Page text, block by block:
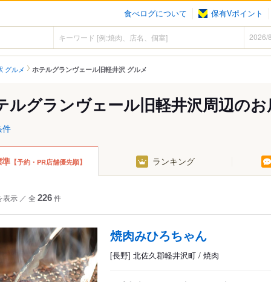
食べログについて 保有Vポイント
グルメ ホテルグランヴェール旧軽井沢 グルメ
ルグランヴェール旧軽井沢周辺の
件
【予約・PR店舗優先順】 ランキング
表示 ／ 全 226件
焼肉みひろちゃん
[長野] 北佐久郡軽井沢町 / 焼肉